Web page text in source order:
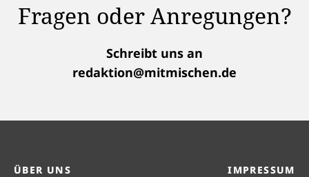
Fragen oder Anregungen?
Schreibt uns an
redaktion@mitmischen.de
ÜBER UNS IMPRESSUM